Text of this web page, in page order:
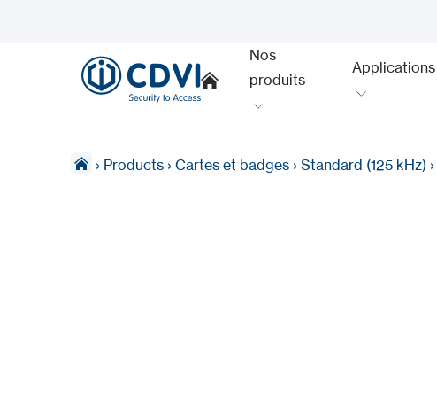
Nos
produits
Applications
› Products › Cartes et badges › Standard (125 kHz) ›